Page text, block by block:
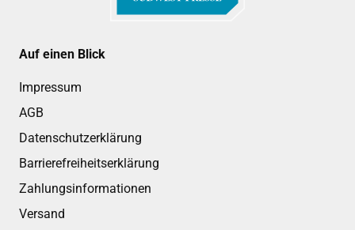
Auf einen Blick
Impressum
AGB
Datenschutzerklärung
Barrierefreiheitserklärung
Zahlungsinformationen
Versand